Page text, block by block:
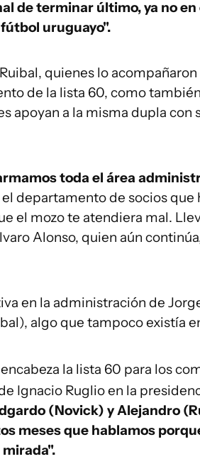
de terminar último, ya no
uruguayo".
quienes lo
de la lista 60, como
apoyan a la misma dupla con
toda el área
departamento de socios que
el mozo te atendiera mal.
Alonso, quien aún
en la administración de
algo que tampoco existía
la lista 60 para los
Ignacio Ruglio en la
(Novick) y Alejandro
meses que hablamos